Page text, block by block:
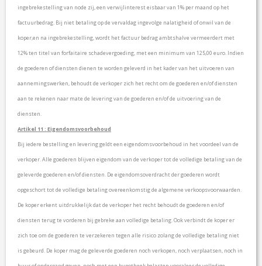
ingebrekestelling van node zij, een verwijlinterest eisbaar van 1% per maand op het
factuurbedrag. Bij niet betaling op de vervaldag ingevolge nalatigheid of onwil van de
koper,en na ingebrekestelling, wordt het factuur bedrag ambtshalve vermeerdert met
12% ten titel van forfaitaire schadevergoeding, met een minimum van 125,00 euro. Indien
de goederen of diensten dienen te worden geleverd in het kader van het uitvoeren van
aannemingswerken, behoudt de verkoper zich het recht om de goederen en/of diensten
aan te rekenen naar mate de levering van de goederen en/of de uitvoering van de
diensten.
Artikel 11 : Eigendomsvoorbehoud
Bij iedere bestelling en levering geldt een eigendomsvoorbehoud in het voordeel van de
verkoper. Alle goederen blijven eigendom van de verkoper tot de volledige betaling van de
geleverde goederen en/of diensten. De eigendomsoverdracht der goederen wordt
opgeschort tot de volledige betaling overeenkomstig de algemene verkoopsvoorwaarden.
De koper erkent uitdrukkelijk dat de verkoper het recht behoudt de goederen en/of
diensten terug te vorderen bij gebreke aan volledige betaling. Ook verbindt de koper er
zich toe om de goederen te verzekeren tegen alle risico zolang de volledige betaling niet
is gebeurd. De koper mag de geleverde goederen noch verkopen, noch verplaatsen, noch in